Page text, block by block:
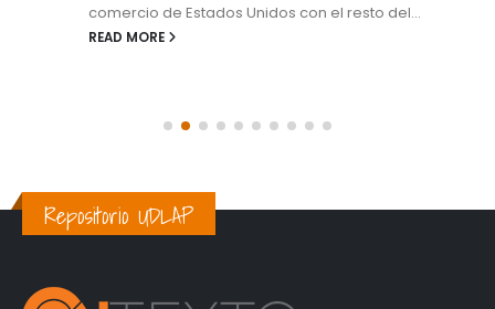
comercio de Estados Unidos con el resto del...
READ MORE
Repositorio UDLAP